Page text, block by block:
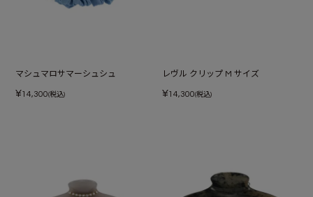
マシュマロサマーシュシュ
¥14,300(税込)
レヴル クリップ M サイズ
¥14,300(税込)